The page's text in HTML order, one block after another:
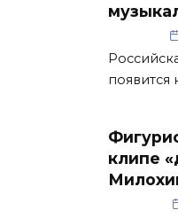
появится
клипе